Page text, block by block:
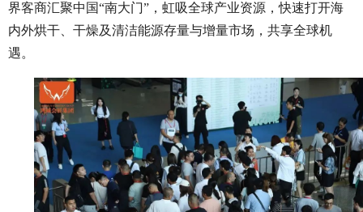
界客商汇聚中国“南大门”，虹吸全球产业资源，快速打开海
内外烘干、干燥及清洁能源存量与增量市场，共享全球机
遇。